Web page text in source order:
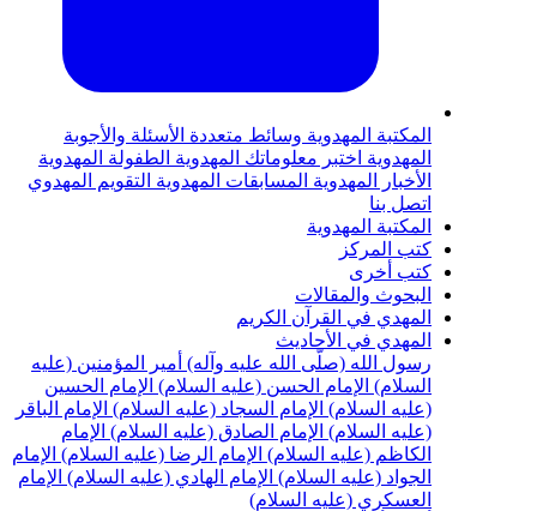
المكتبة المهدوية وسائط متعددة الأسئلة والأجوبة
المهدوية اختبر معلوماتك المهدوية الطفولة المهدوية
الأخبار المهدوية المسابقات المهدوية التقويم المهدوي
اتصل بنا
المكتبة المهدوية
كتب المركز
كتب أخرى
البحوث والمقالات
المهدي في القرآن الكريم
المهدي في الأحاديث
رسول الله (صلّى الله عليه وآله) أمير المؤمنين (عليه
السلام) الإمام الحسن (عليه السلام) الإمام الحسين
(عليه السلام) الإمام السجاد (عليه السلام) الإمام الباقر
(عليه السلام) الإمام الصادق (عليه السلام) الإمام
الكاظم (عليه السلام) الإمام الرضا (عليه السلام) الإمام
الجواد (عليه السلام) الإمام الهادي (عليه السلام) الإمام
العسكري (عليه السلام)